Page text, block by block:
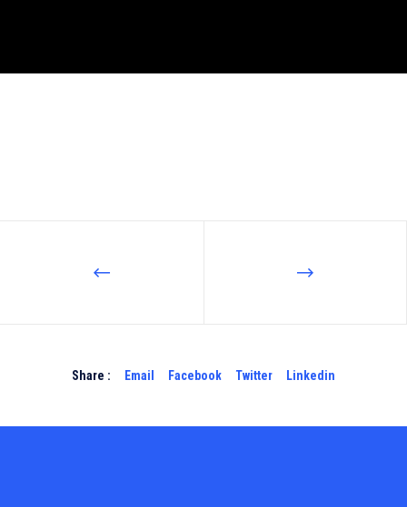
Share : Email Facebook Twitter Linkedin